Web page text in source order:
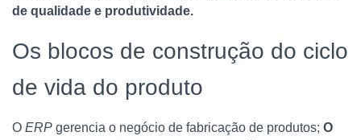
de qualidade e produtividade.
Os blocos de construção do ciclo
de vida do produto
O ERP gerencia o negócio de fabricação de produtos; O